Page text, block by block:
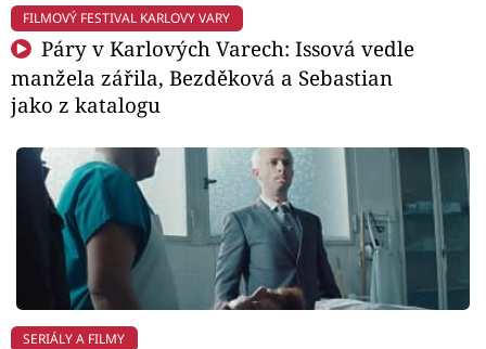
FILMOVÝ FESTIVAL KARLOVY VARY
Páry v Karlových Varech: Issová vedle
manžela zářila, Bezděková a Sebastian
jako z katalogu
SERIÁLY A FILMY